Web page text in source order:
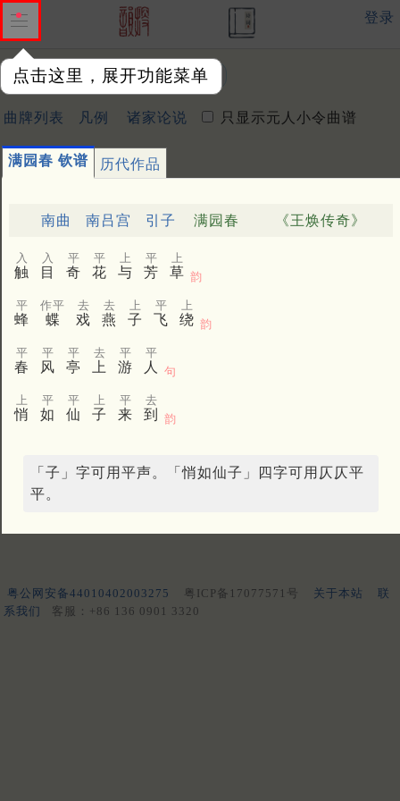
点击这里，展开功能菜单
登录
曲牌：
曲牌列表 凡例 诸家论说 只显示元人小令曲谱
满园春 钦谱 历代作品
南曲 南吕宫 引子 满园春 《王焕传奇》
触
入
目
入
奇
平
花
平
与
上
芳
平
草
上
韵
蜂
平
蝶
作平
戏
去
燕
去
子
上
飞
平
绕
上
韵
春
平
风
平
亭
平
上
去
游
平
人
平
句
悄
上
如
平
仙
平
子
上
来
平
到
去
韵
「子」字可用平声。「悄如仙子」四字可用仄仄平
平。
粤公网安备44010402003275 粤ICP备17077571号 关于本站
联
系我们
客服：+86 136 0901 3320